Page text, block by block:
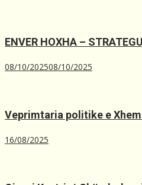
ENVER HOXHA –
08/10/202508/10/2025
Veprimtaria politike e
16/08/2025